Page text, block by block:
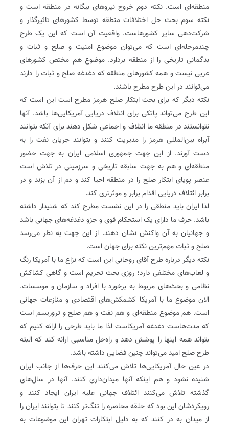
منطقه‌ای است. نکته دوم خروج نیروهای بیگانه در منطقه است و
نکته سوم بحث حل اختلافات منطقه توسط کشورهای تاثیرگذار و
شرکت‌دهی سایر کشورهاست‌. واقعیت آن است که این یک طرح
چندمرحله‌ای است که می‌توان موضوع امنیت و صلح و ثبات و
بدگمانی تاریخی را از منطقه بردارد. موضوع هم مختص کشورهای
عربی نیست و همه کشورهای منطقه که دغدغه صلح و ثبات را دارند
می‌توانند در این طرح مطرح باشند.
نکته دیگر که برای بحث ابتکار صلح هرمز مطرح است این است که
این طرح می‌تواند پاتکی برای ائتلاف دریایی آمریکایی‌ها باشد. آنها
نتوانستند در منطقه ما ائتلاف و اجماعی شکل دهند برای آنکه بتوانند
آبراه بین‌المللی هرمز را مدیریت کنند و بتوانند جریان نفت را به
دست آورند. از این جهت جمهوری اسلامی ایران به جهت حضور
منطقه‌ای و هم به جهت سابقه تاریخی و سرزمینی در تلاش است
عنصر پویای ابتکار صلح را در منطقه احیا کند و دم از آن بزند و در
برابر ائتلاف دریایی اقدام برابر و موثر‌‌تری کند.
لذا ایران باید منطقی را در این نشست مطرح کند که شنیدار داشته
باشد. حرف ما دارای یک استحکام قوی و جزو دغدغه‌های جهانی باشد
و جهانیان به آن واکنش نشان دهند. از این جهت به نظر می‌رسد
صلح و ثبات مهم‌ترین نکته برای جهان است.
نکته دیگر درباره طرح آقای روحانی این است که نزاع ما با آمریکا رنگ
و لعاب‌های مختلفی دارد؛ روزی بحث تحریم است و گاهی کشاکش
نظامی و بحث‌های مربوط به برخورد با افراد و سازمان و موسسات.
الان موضوع ما با آمریکا کشمکش‌های اقتصادی و منازعات جهانی
است. هم موضوع منطقه‌ای و هم نفت و هم صلح و تروریسم است
که مدت‌هاست دغدغه آمریکاست لذا ما باید طرحی را ارائه کنیم که
بتواند همه اینها را پوشش دهد و راه‌حل مناسبی ارائه کند که البته
طرح صلح امید می‌تواند چنین فضایی داشته باشد.
در عین حال آمریکایی‌ها تلاش می‌کنند این حرف‌ها از جانب ایران
شنیده نشود و هم اینکه آنها میدان‌داری کنند. آنها در سال‌های
گذشته تلاش می‌کنند ائتلاف جهانی علیه ایران ایجاد کنند و
رویکردشان این بود که حلقه محاصره را تنگ‌تر کنند تا بتوانند ایران را
از میدان به در کنند که به دلیل ابتکارات تهران این موضوعات به